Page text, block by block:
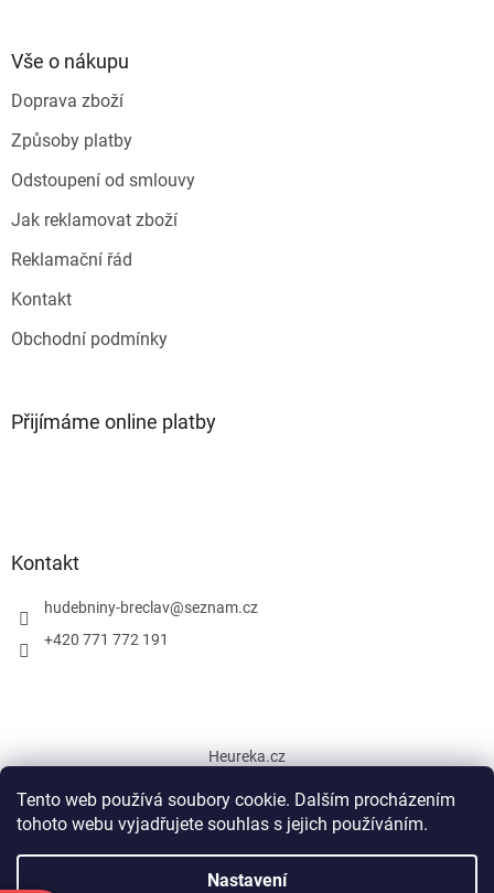
Tento web používá soubory cookie. Dalším procházením
tohoto webu vyjadřujete souhlas s jejich používáním.
Nastavení
Vše o nákupu
Doprava zboží
Způsoby platby
Odstoupení od smlouvy
Jak reklamovat zboží
Reklamační řád
Kontakt
Obchodní podmínky
Přijímáme online platby
Kontakt
hudebniny-breclav@seznam.cz
+420 771 772 191
Heureka.cz